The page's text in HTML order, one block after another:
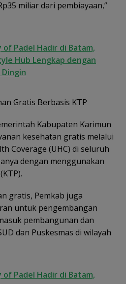
miliar dari pembiayaan,”
Padel Hadir di Batam,
Hub Lengkap dengan
Dingin
Gratis Berbasis KTP
Kabupaten Karimun
kesehatan gratis melalui
Coverage (UHC) di seluruh
dengan menggunakan
gratis, Pemkab juga
untuk pengembangan
pembangunan dan
dan Puskesmas di wilayah
Padel Hadir di Batam,